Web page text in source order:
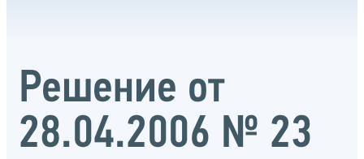
Решение от
28.04.2006 № 23